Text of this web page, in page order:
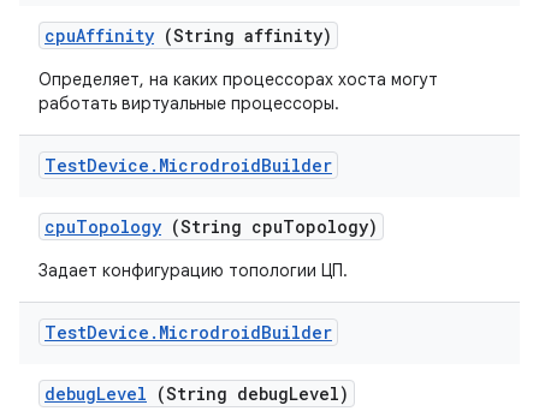
cpuAffinity (String affinity)
Определяет, на каких процессорах хоста могут
работать виртуальные процессоры.
TestDevice . MicrodroidBuilder
cpuTopology (String cpuTopology)
Задает конфигурацию топологии ЦП.
TestDevice . MicrodroidBuilder
debugLevel (String debugLevel)